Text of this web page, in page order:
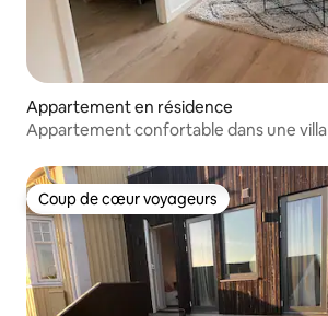
Appartement en résidence
Appartement confortable dans une villa
Coup de cœur voyageurs
Coup de cœur voyageurs